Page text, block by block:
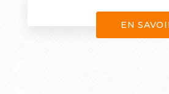
EN